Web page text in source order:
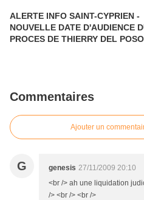
ALERTE INFO SAINT-CYPRIEN -
NOUVELLE DATE D'AUDIENCE
PROCES DE THIERRY DEL POSO
Commentaires
Ajouter un
G genesis 27/11/2009 20:10
<br /> ah une liquidation
/> <br /> <br />